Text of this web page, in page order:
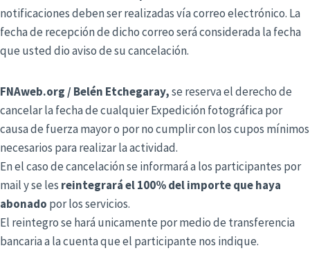
notificaciones deben ser realizadas vía correo electrónico. La
fecha de recepción de dicho correo será considerada la fecha
que usted dio aviso de su cancelación.
FNAweb.org / Belén Etchegaray,se reserva el derecho de
cancelar la fecha de cualquier Expedición fotográfica por
causa de fuerza mayor o por no cumplir con los cupos mínimos
necesarios para realizar la actividad.
En el caso de cancelación se informará a los participantes por
mail y se les reintegrará el 100% del importe que haya
abonado por los servicios.
El reintegro se hará unicamente por medio de transferencia
bancaria a la cuenta que el participante nos indique.